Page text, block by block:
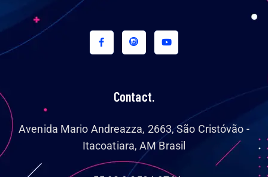
Contact.
Avenida Mario Andreazza, 2663, São Cristóvão -
Itacoatiara, AM Brasil